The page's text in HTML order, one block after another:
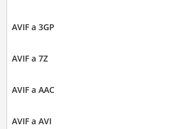
AVIF a 3GP
AVIF a 7Z
AVIF a AAC
AVIF a AVI